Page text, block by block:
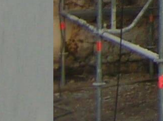
Garreau et Fils (SARL)
72380 Sainte Jamme sur Sarthe